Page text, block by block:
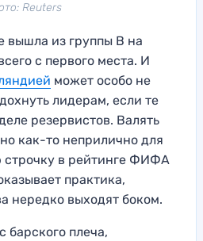
Reuters
вышла из группы В на
с первого места. И
может особо не
лидерам, если те
резервистов. Валять
как-то неприлично для
в рейтинге ФИФА
практика,
нередко выходят боком.
барского плеча,